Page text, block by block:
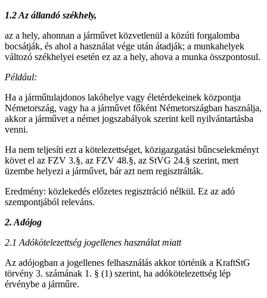
1.2 Az állandó székhely,
az a hely, ahonnan a járművet közvetlenül a közúti forgalomba
bocsátják, és ahol a használat vége után átadják; a munkahelyek
változó székhelyei esetén ez az a hely, ahova a munka összpontosul.
Például:
Ha a járműtulajdonos lakóhelye vagy életérdekeinek központja
Németország, vagy ha a járművet főként Németországban használja,
akkor a járművet a német jogszabályok szerint kell nyilvántartásba
venni.
Ha nem teljesíti ezt a kötelezettséget, közigazgatási bűncselekményt
követ el az FZV 3.§, az FZV 48.§, az StVG 24.§ szerint, mert
üzembe helyezi a járművet, bár azt nem regisztrálták.
Eredmény: közlekedés előzetes regisztráció nélkül. Ez az adó
szempontjából releváns.
2. Adójog
2.1 Adókötelezettség jogellenes használat miatt
Az adójogban a jogellenes felhasználás akkor történik a KraftStG
törvény 3. számának 1. § (1) szerint, ha adókötelezettség lép
érvénybe a járműre.